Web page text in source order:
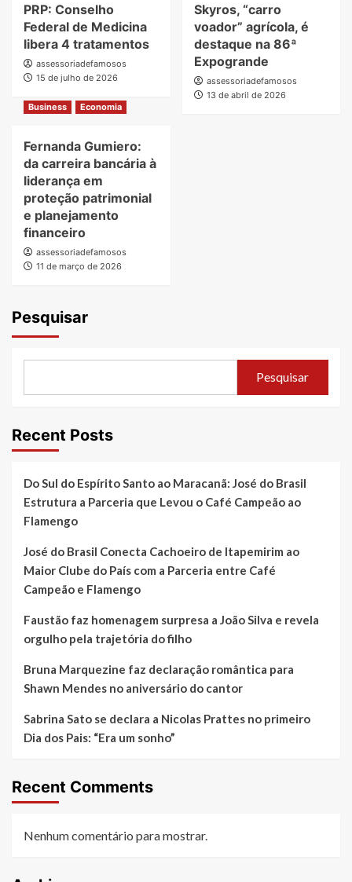
PRP: Conselho
Federal de Medicina
libera 4 tratamentos
assessoriadefamosos
15 de julho de 2026
Skyros, “carro
voador” agrícola, é
destaque na 86ª
Expogrande
assessoriadefamosos
13 de abril de 2026
Business
Economia
Fernanda Gumiero:
da carreira bancária à
liderança em
proteção patrimonial
e planejamento
financeiro
assessoriadefamosos
11 de março de 2026
Pesquisar
Pesquisar
Recent Posts
Do Sul do Espírito Santo ao Maracanã: José do Brasil
Estrutura a Parceria que Levou o Café Campeão ao
Flamengo
José do Brasil Conecta Cachoeiro de Itapemirim ao
Maior Clube do País com a Parceria entre Café
Campeão e Flamengo
Faustão faz homenagem surpresa a João Silva e revela
orgulho pela trajetória do filho
Bruna Marquezine faz declaração romântica para
Shawn Mendes no aniversário do cantor
Sabrina Sato se declara a Nicolas Prattes no primeiro
Dia dos Pais: “Era um sonho”
Recent Comments
Nenhum comentário para mostrar.